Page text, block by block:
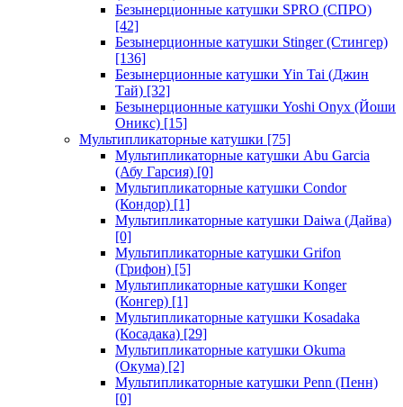
Безынерционные катушки SPRO (СПРО)
[42]
Безынерционные катушки Stinger (Стингер)
[136]
Безынерционные катушки Yin Tai (Джин
Тай) [32]
Безынерционные катушки Yoshi Onyx (Йоши
Оникс) [15]
Мультипликаторные катушки [75]
Мультипликаторные катушки Abu Garcia
(Абу Гарсия) [0]
Мультипликаторные катушки Condor
(Кондор) [1]
Мультипликаторные катушки Daiwa (Дайва)
[0]
Мультипликаторные катушки Grifon
(Грифон) [5]
Мультипликаторные катушки Konger
(Конгер) [1]
Мультипликаторные катушки Kosadaka
(Косадака) [29]
Мультипликаторные катушки Okuma
(Окума) [2]
Мультипликаторные катушки Penn (Пенн)
[0]